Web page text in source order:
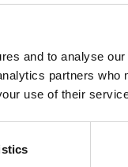
and to analyse
partners who
use of their
op
Maar misschien